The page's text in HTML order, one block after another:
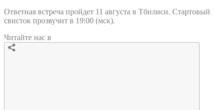
Ответная встреча пройдет 11 августа в Тбилиси. Стартовый
свисток прозвучит в 19:00 (мск).
Читайте нас в